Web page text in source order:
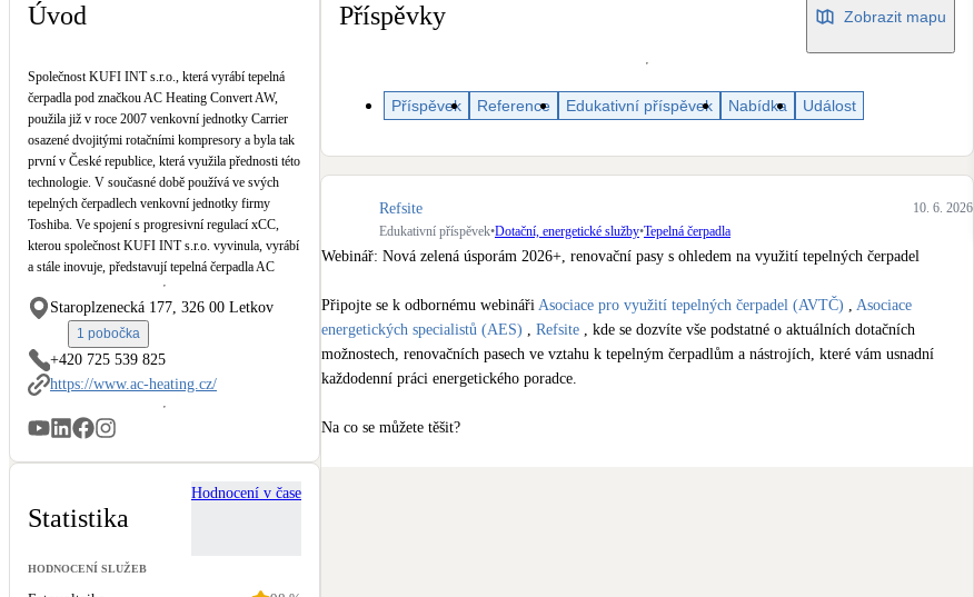
Kotle
Hlavní zdroje vytápění
Bateriové úložiště
Stínicí technika
Žaluzie, markýzy, pergoly
LED osvětlení
Vnitřní i venkovní Akumulace dešťovky
Větrné elektrárny
Malé i velké turbíny
Úvod
Společnost KUFI INT s.r.o., která vyrábí tepelná
čerpadla pod značkou AC Heating Convert AW,
použila již v roce 2007 venkovní jednotky Carrier
osazené dvojitými rotačními kompresory a byla tak
první v České republice, která využila přednosti této
technologie. V současné době používá ve svých
tepelných čerpadlech venkovní jednotky firmy
Toshiba. Ve spojení s progresivní regulací xCC,
kterou společnost KUFI INT s.r.o. vyvinula, vyrábí
a stále inovuje, představují tepelná čerpadla AC
Heating Convert AW špičku mezi tepelnými
čerpadly vzduch-voda.
Staroplzenecká 177, 326 00 Letkov
1 pobočka
+420 725 539 825
https://www.ac-heating.cz/
Statistika
Hodnocení v čase
HODNOCENÍ SLUŽEB
Příspěvky Zobrazit mapu
Příspěvek Reference Edukativní příspěvek Nabídka Událost
Refsite
10. 6. 2026
Edukativní příspěvek•Dotační, energetické služby•Tepelná čerpadla
Webinář: Nová zelená úsporám 2026+, renovační pasy s ohledem na využití tepelných čerpadel
Připojte se k odbornému webináři Asociace pro využití tepelných čerpadel (AVTČ) , Asociace
energetických specialistů (AES) , Refsite , kde se dozvíte vše podstatné o aktuálních dotačních
možnostech, renovačních pasech ve vztahu k tepelným čerpadlům a nástrojích, které vám usnadní
každodenní práci energetického poradce.
Na co se můžete těšit?